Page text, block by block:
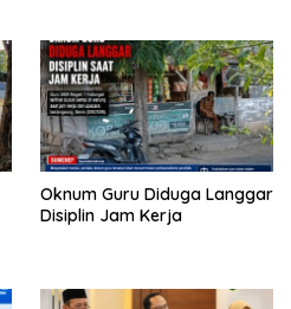
Oknum Guru Diduga Langgar
Disiplin Jam Kerja